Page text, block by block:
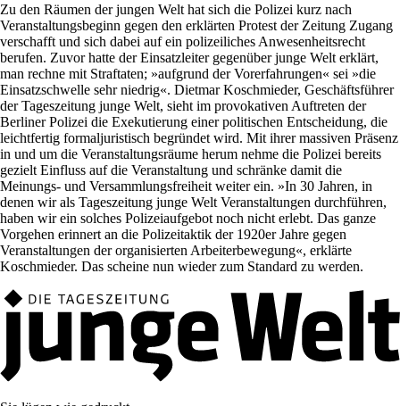
Zu den Räumen der jungen Welt hat sich die Polizei kurz nach
Veranstaltungsbeginn gegen den erklärten Protest der Zeitung Zugang
verschafft und sich dabei auf ein polizeiliches Anwesenheitsrecht
berufen. Zuvor hatte der Einsatzleiter gegenüber junge Welt erklärt,
man rechne mit Straftaten; »aufgrund der Vorerfahrungen« sei »die
Einsatzschwelle sehr niedrig«. Dietmar Koschmieder, Geschäftsführer
der Tageszeitung junge Welt, sieht im provokativen Auftreten der
Berliner Polizei die Exekutierung einer politischen Entscheidung, die
leichtfertig formaljuristisch begründet wird. Mit ihrer massiven Präsenz
in und um die Veranstaltungsräume herum nehme die Polizei bereits
gezielt Einfluss auf die Veranstaltung und schränke damit die
Meinungs- und Versammlungsfreiheit weiter ein. »In 30 Jahren, in
denen wir als Tageszeitung junge Welt Veranstaltungen durchführen,
haben wir ein solches Polizeiaufgebot noch nicht erlebt. Das ganze
Vorgehen erinnert an die Polizeitaktik der 1920er Jahre gegen
Veranstaltungen der organisierten Arbeiterbewegung«, erklärte
Koschmieder. Das scheine nun wieder zum Standard zu werden.